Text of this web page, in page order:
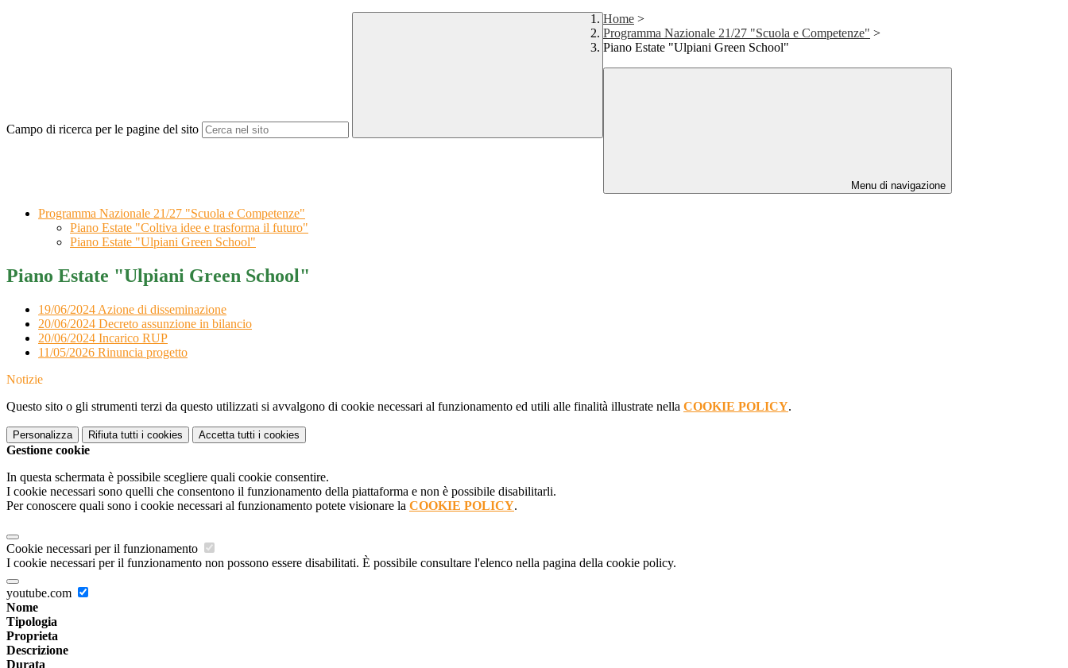
Campo di ricerca per le pagine del sito
Home >
Programma Nazionale 21/27 "Scuola e Competenze" >
Piano Estate "Ulpiani Green School"
Menu di navigazione
Programma Nazionale 21/27 "Scuola e Competenze"
Piano Estate "Coltiva idee e trasforma il futuro"
Piano Estate "Ulpiani Green School"
Piano Estate "Ulpiani Green School"
19/06/2024 Azione di disseminazione
20/06/2024 Decreto assunzione in bilancio
20/06/2024 Incarico RUP
11/05/2026 Rinuncia progetto
Notizie
Questo sito o gli strumenti terzi da questo utilizzati si avvalgono di cookie necessari al funzionamento ed utili alle finalità illustrate nella COOKIE POLICY.
Personalizza Rifiuta tutti i cookies Accetta tutti i cookies
Gestione cookie
In questa schermata è possibile scegliere quali cookie consentire.
I cookie necessari sono quelli che consentono il funzionamento della piattaforma e non è possibile disabilitarli.
Per conoscere quali sono i cookie necessari al funzionamento potete visionare la COOKIE POLICY.
Cookie necessari per il funzionamento
I cookie necessari per il funzionamento non possono essere disabilitati. È possibile consultare l'elenco nella pagina della cookie policy.
youtube.com
Nome
Tipologia
Proprieta
Descrizione
Durata